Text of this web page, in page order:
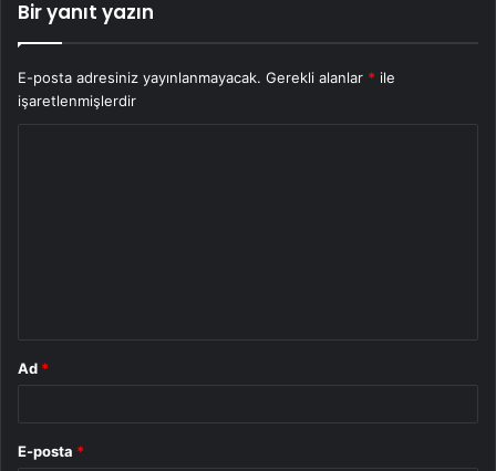
Bir yanıt yazın
E-posta adresiniz yayınlanmayacak. Gerekli alanlar * ile
işaretlenmişlerdir
Ad *
E-posta *